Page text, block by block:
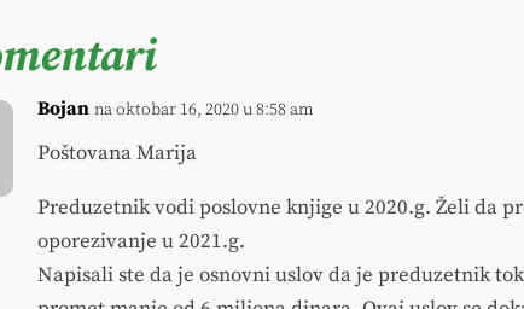
Bojan na oktobar 16, 2020 u 8:58 am
Poštovana Marija
Preduzetnik vodi poslovne knjige u 2020.g. Želi da
oporezivanje u 2021.g.
Napisali ste da je osnovni uslov da je preduzetnik